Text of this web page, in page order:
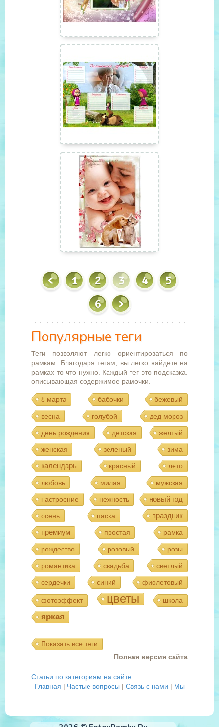
1 2 3 4
5
6
Популярные теги
Теги позволяют легко ориентироваться по
рамкам. Благодаря тегам, вы легко найдете на
рамках то что нужно. Каждый тег это подсказка,
описывающая содержимое рамочки.
8 марта бабочки бежевый
весна голубой дед мороз
день рождения детская желтый
женская зеленый зима
календарь красный лето
любовь милая мужская
настроение нежность новый год
осень пасха
праздник
премиум
простая рамка
рождество розовый розы
романтика свадьба светлый
сердечки синий фиолетовый
фотоэффект цветы школа
яркая
Показать все теги
Полная версия сайта
Статьи по категориям на сайте
Главная | Частые вопросы | Связь с нами | Мы